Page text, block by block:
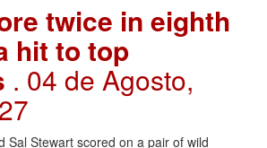
twice in eighth
hit to top
. 04 de Agosto,
Sal Stewart scored on a pair of wild